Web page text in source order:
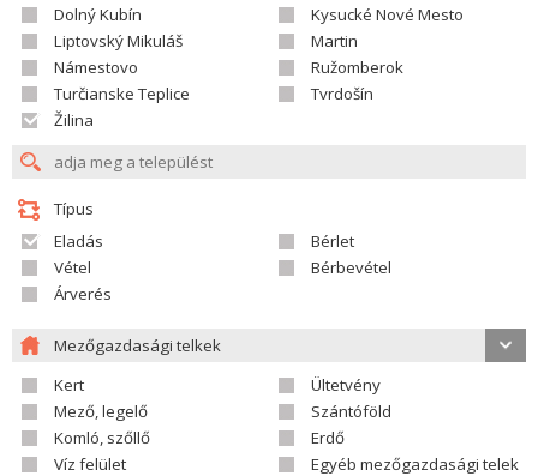
Dolný Kubín
Kysucké Nové Mesto
Liptovský Mikuláš
Martin
Námestovo
Ružomberok
Turčianske Teplice
Tvrdošín
Žilina
Típus
Eladás
Bérlet
Vétel
Bérbevétel
Árverés
Mezőgazdasági telkek
Kert
Ültetvény
Mező, legelő
Szántóföld
Komló, szőllő
Erdő
Víz felület
Egyéb mezőgazdasági telek